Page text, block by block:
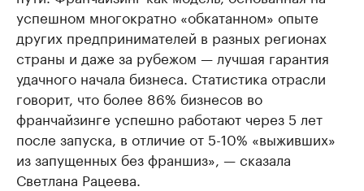
успешном многократно «обкатанном» опыте
других предпринимателей в разных регионах
страны и даже за рубежом — лучшая гарантия
удачного начала бизнеса. Статистика отрасли
говорит, что более 86% бизнесов во
франчайзинге успешно работают через 5 лет
после запуска, в отличие от 5-10% «выживших»
из запущенных без франшиз», — сказала
Светлана Рацеева.